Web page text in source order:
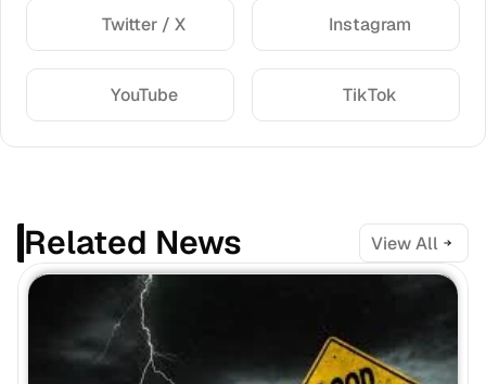
Twitter / X Instagram
YouTube TikTok
Related News View All